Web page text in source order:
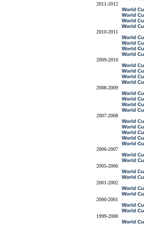
2011-2012
World
World
World
World
2010-2011
World
World
World
World
2009-2010
World
World
World
World
2008-2009
World
World
World
World
2007-2008
World
World
World
World
World
2006-2007
World
World
2005-2006
World
World
2001-2002
World
World
2000-2001
World
World
1999-2000
World